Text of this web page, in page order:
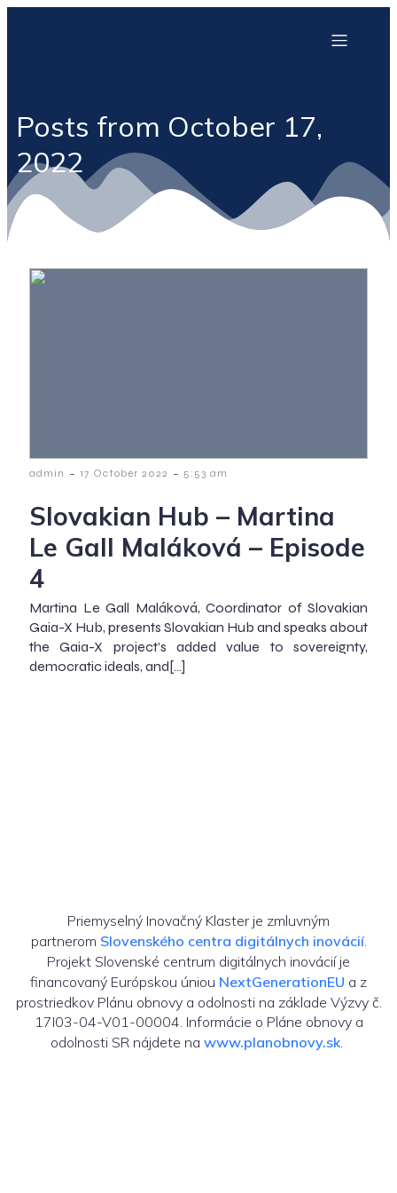
Posts from October 17,
2022
admin - 17 October 2022 - 5:53 am
Slovakian Hub – Martina
Le Gall Maláková – Episode
4
Martina Le Gall Maláková, Coordinator of Slovakian
Gaia-X Hub, presents Slovakian Hub and speaks about
the Gaia-X project’s added value to sovereignty,
democratic ideals, and[…]
Priemyselný Inovačný Klaster je zmluvným
partnerom Slovenského centra digitálnych inovácií.
Projekt Slovenské centrum digitálnych inovácií je
financovaný Európskou úniou NextGenerationEU a z
prostriedkov Plánu obnovy a odolnosti na základe Výzvy č.
17I03-04-V01-00004. Informácie o Pláne obnovy a
odolnosti SR nájdete na www.planobnovy.sk